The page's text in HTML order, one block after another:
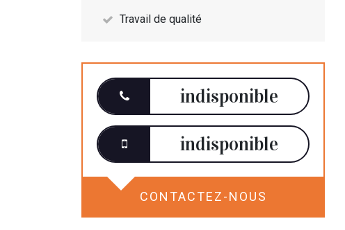
Travail de qualité
indisponible
indisponible
CONTACTEZ-NOUS